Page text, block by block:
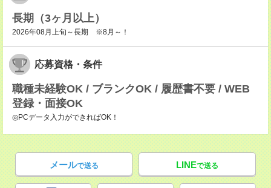
長期（3ヶ月以上）
2026年08月上旬～長期 ※8月～！
応募資格・条件
職種未経験OK / ブランクOK / 履歴書不要 / WEB
登録・面接OK
◎PCデータ入力ができればOK！
メールで送る LINEで送る